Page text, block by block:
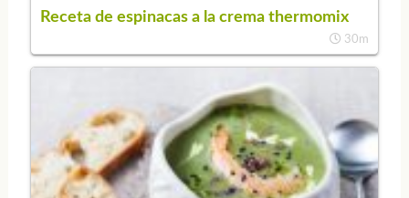
Receta de espinacas a la crema thermomix
30m